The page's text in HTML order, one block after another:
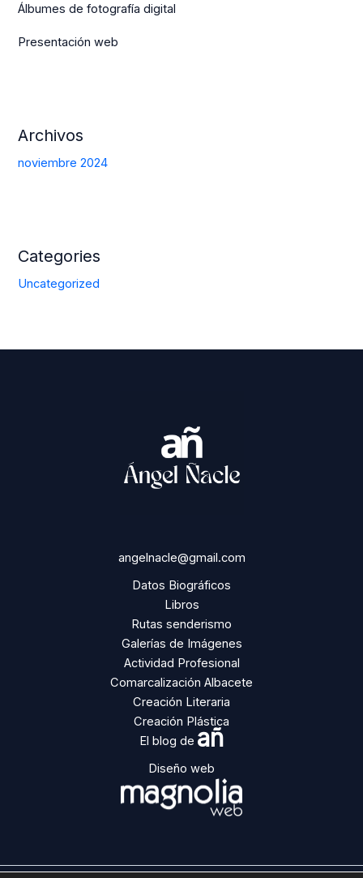
Álbumes de fotografía digital
Presentación web
Archivos
noviembre 2024
Categories
Uncategorized
angelnacle@gmail.com
Datos Biográficos
Libros
Rutas senderismo
Galerías de Imágenes
Actividad Profesional
Comarcalización Albacete
Creación Literaria
Creación Plástica
El blog de añ
Diseño web